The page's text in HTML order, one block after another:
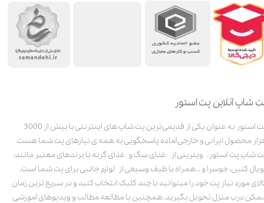
شاپ آنلاین پت استور
پت استور به عنوان یکی از قدیمی‌ترین پت شاپ های اینترنتی با بیش از 3000
محصول ایرانی و خارجی آماده پاسخگویی به همه ی نیازهای پت شما هست.
شاپ پت استور، ویترینی از غذای سگ و غذای گربه با برندهای معتبر مانند:
کنین، جوسرا و .. همراه با طیف وسیعی از لوازم جانبی برای پت شما است.
مورد نیاز پت خود را میتوانید با چند کلیک انتخاب کنید و در سریع ترین زمان
درب منزل تحویل بگیرید. همچنین با مطالعه مطالب و ویدیوهای آموزشی